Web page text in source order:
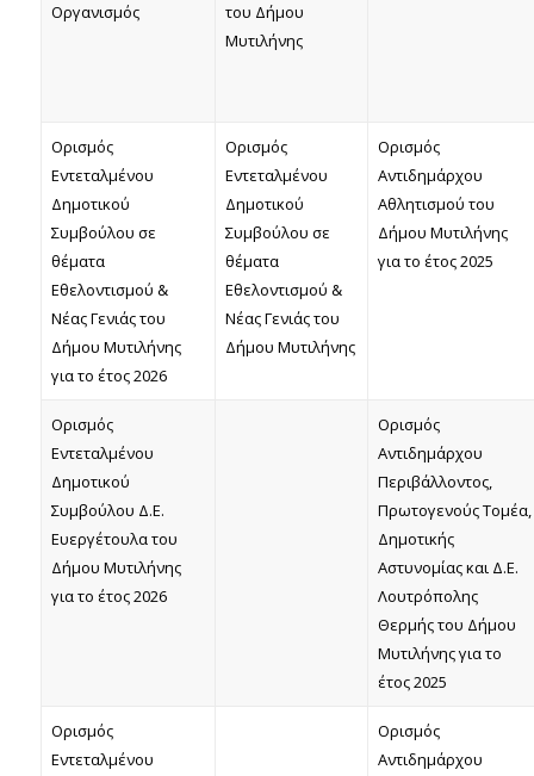
Οργανισμός
του Δήμου
Μυτιλήνης
Ορισμός
Εντεταλμένου
Δημοτικού
Συμβούλου σε
θέματα
Εθελοντισμού &
Νέας Γενιάς του
Δήμου Μυτιλήνης
για το έτος 2026
Ορισμός
Εντεταλμένου
Δημοτικού
Συμβούλου σε
θέματα
Εθελοντισμού &
Νέας Γενιάς του
Δήμου Μυτιλήνης
Ορισμός
Αντιδημάρχου
Αθλητισμού του
Δήμου Μυτιλήνης
για το έτος 2025
Ορισμός
Εντεταλμένου
Δημοτικού
Συμβούλου Δ.Ε.
Ευεργέτουλα του
Δήμου Μυτιλήνης
για το έτος 2026
Ορισμός
Αντιδημάρχου
Περιβάλλοντος,
Πρωτογενούς Τομέα,
Δημοτικής
Αστυνομίας και Δ.Ε.
Λουτρόπολης
Θερμής του Δήμου
Μυτιλήνης για το
έτος 2025
Ορισμός
Εντεταλμένου
Ορισμός
Αντιδημάρχου